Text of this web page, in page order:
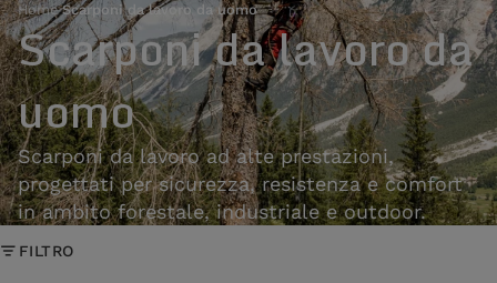
Home›Scarponi da lavoro da uomo
Scarponi da lavoro da
uomo
Scarponi da lavoro ad alte prestazioni,
progettati per sicurezza, resistenza e comfort
in ambito forestale, industriale e outdoor.
FILTRO